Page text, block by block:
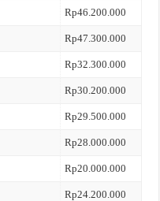
Rp46.200.000
Rp47.300.000
Rp32.300.000
Rp30.200.000
Rp29.500.000
Rp28.000.000
Rp20.000.000
Rp24.200.000